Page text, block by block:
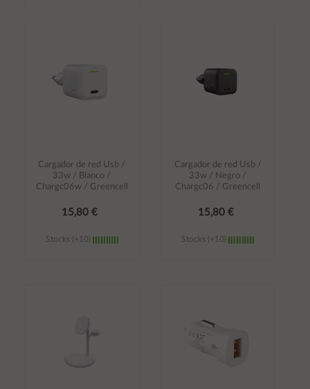
Cargador de red Usb /
33w / Blanco /
Chargc06w / Greencell
15,80 €
Stocks (+10)
Cargador de red Usb /
33w / Negro /
Chargc06 / Greencell
15,80 €
Stocks (+10)